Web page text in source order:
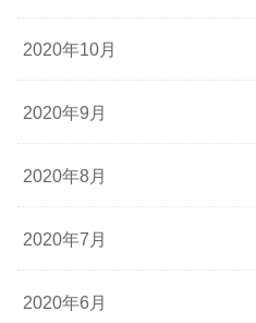
2020年10月
2020年9月
2020年8月
2020年7月
2020年6月